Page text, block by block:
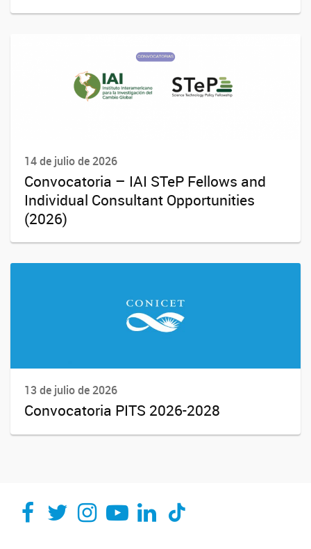
14 de julio de 2026
Convocatoria – IAI STeP Fellows and
Individual Consultant Opportunities
(2026)
13 de julio de 2026
Convocatoria PITS 2026-2028